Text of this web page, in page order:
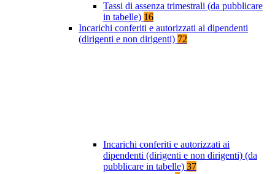
Tassi di assenza trimestrali (da pubblicare
in tabelle) 16
Incarichi conferiti e autorizzati ai dipendenti
(dirigenti e non dirigenti) 72
Incarichi conferiti e autorizzati ai
dipendenti (dirigenti e non dirigenti) (da
pubblicare in tabelle) 37